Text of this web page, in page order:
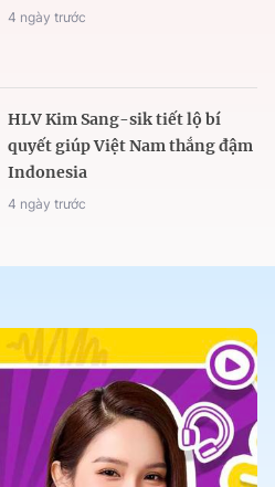
4 ngày trước
HLV Kim Sang-sik tiết lộ bí
quyết giúp Việt Nam thắng đậm
Indonesia
4 ngày trước